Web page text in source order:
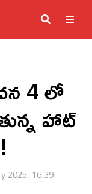
4 లో
హాట్
2025, 16:39